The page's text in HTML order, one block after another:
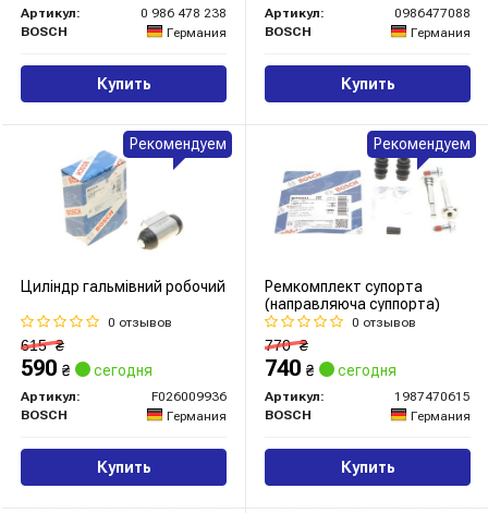
Артикул:
0 986 478 238
BOSCH
Германия
Купить
Артикул:
0986477088
BOSCH
Германия
Купить
Циліндр гальмівний робочий
0 отзывов
615₴
590 ₴ сегодня
Артикул:
F026009936
BOSCH
Германия
Купить
Рекомендуем
Ремкомплект супорта
(направляюча суппорта)
0 отзывов
770₴
740 ₴ сегодня
Артикул:
1987470615
BOSCH
Германия
Купить
Рекомендуем